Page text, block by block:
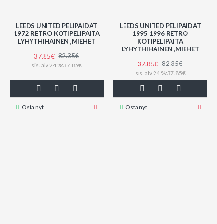
LEEDS UNITED PELIPAIDAT
1972 RETRO KOTIPELIPAITA
LYHYTHIHAINEN ,MIEHET
37.85€ 82.35€
sis. alv 24 %:37.85€
Osta nyt
LEEDS UNITED PELIPAIDAT
1995 1996 RETRO
KOTIPELIPAITA
LYHYTHIHAINEN ,MIEHET
37.85€ 82.35€
sis. alv 24 %:37.85€
Osta nyt